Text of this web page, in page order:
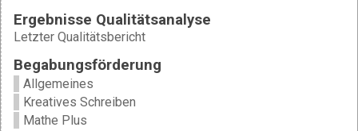
Ergebnisse Qualitätsanalyse
Letzter Qualitätsbericht
Begabungsförderung
Allgemeines
Kreatives Schreiben
Mathe Plus